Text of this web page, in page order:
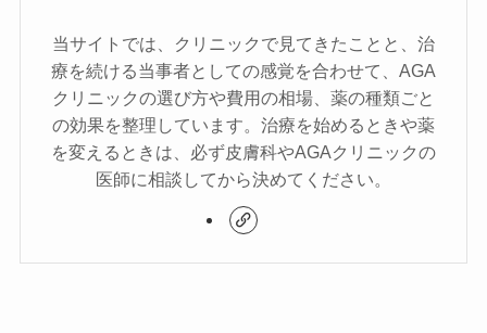
当サイトでは、クリニックで見てきたことと、治
療を続ける当事者としての感覚を合わせて、AGA
クリニックの選び方や費用の相場、薬の種類ごと
の効果を整理しています。治療を始めるときや薬
を変えるときは、必ず皮膚科やAGAクリニックの
医師に相談してから決めてください。